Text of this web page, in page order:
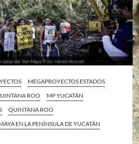
MEGAPROYECTOS ESTADOS
ROO
MP YUCATÁN
QUINTANA ROO
EN LA PENÍNSULA DE YUCATÁN